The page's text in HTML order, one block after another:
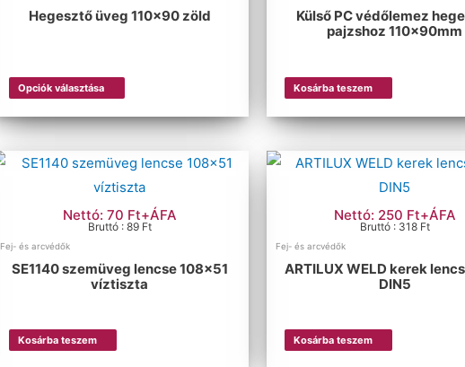
Hegesztő üveg 110×90 zöld
Opciók választása
Külső PC védőlemez
pajzshoz 110x90mm
Kosárba teszem
Nettó: 70 Ft+ÁFA
Bruttó : 89 Ft
Fej- és arcvédők
SE1140 szemüveg lencse 108×51
víztiszta
Kosárba teszem
Nettó: 250 Ft+ÁFA
Bruttó : 318 Ft
Fej- és arcvédők
ARTILUX WELD kerek
DIN5
Kosárba teszem